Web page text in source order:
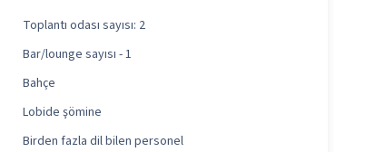
Toplantı odası sayısı: 2
Bar/lounge sayısı - 1
Bahçe
Lobide şömine
Birden fazla dil bilen personel